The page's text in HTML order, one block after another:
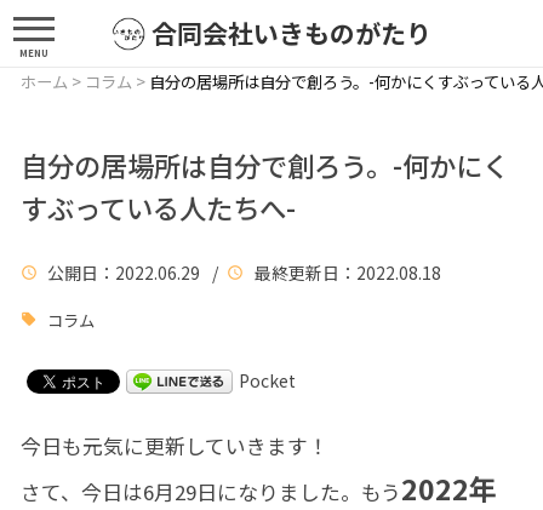
合同会社いきものがたり
MENU
ホーム > コラム > 自分の居場所は自分で創ろう。-何かにくすぶっている
自分の居場所は自分で創ろう。-何かにく
すぶっている人たちへ-
公開日 ：2022.06.29 / 最終更新日 ：2022.08.18
コラム
Pocket
今日も元気に更新していきます！
さて、今日は6月29日になりました。もう2022年